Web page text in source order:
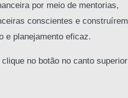
por meio de mentorias,
conscientes e construírem
e planejamento eficaz.
no botão no canto superior